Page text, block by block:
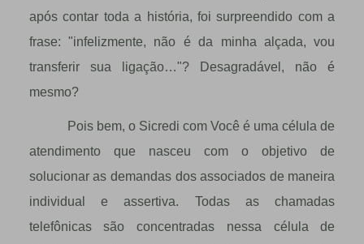
após contar toda a história, foi surpreendido com a
frase: "infelizmente, não é da minha alçada, vou
transferir sua ligação…"? Desagradável, não é
mesmo?
Pois bem, o Sicredi com Você é uma célula de
atendimento que nasceu com o objetivo de
solucionar as demandas dos associados de maneira
individual e assertiva. Todas as chamadas
telefônicas são concentradas nessa célula de